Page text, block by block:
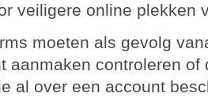
veiligere online plekken
moeten als gevolg
aanmaken controleren
al over een account